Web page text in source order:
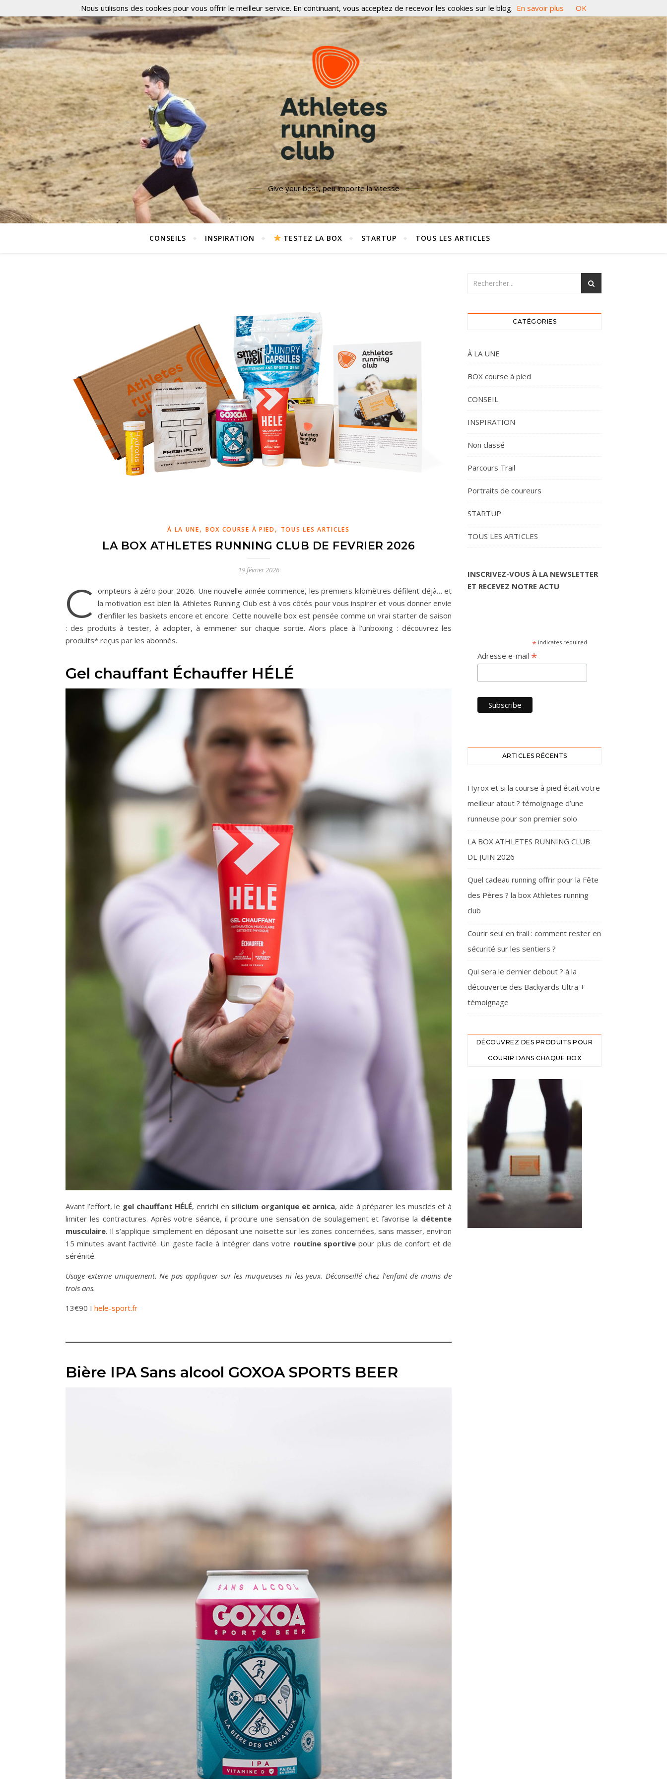
Give your best, peu importe la vitesse
CONSEILS INSPIRATION TESTEZ LA BOX STARTUP TOUS LES ARTICLES
À LA UNE, BOX COURSE À PIED , TOUS LES ARTICLES
LA BOX ATHLETES RUNNING CLUB DE FEVRIER 2026
19 février 2026
C ompteurs à zéro pour 2026. Une nouvelle année commence, les premiers kilomètres défilent déjà… et
la motivation est bien là. Athletes Running Club est à vos côtés pour vous inspirer et vous donner envie
d’enfiler les baskets encore et encore. Cette nouvelle box est pensée comme un vrai starter de saison
: des produits à tester, à adopter, à emmener sur chaque sortie. Alors place à l’unboxing : découvrez les
produits* reçus par les abonnés.
Gel chauffant Échauffer HÉLÉ
Avant l’effort, le gel chauffant HÉLÉ, enrichi en silicium organique et arnica, aide à préparer les muscles et à
limiter les contractures. Après votre séance, il procure une sensation de soulagement et favorise la détente
musculaire. Il s’applique simplement en déposant une noisette sur les zones concernées, sans masser, environ
15 minutes avant l’activité. Un geste facile à intégrer dans votre routine sportive pour plus de confort et de
sérénité.
Usage externe uniquement. Ne pas appliquer sur les muqueuses ni les yeux. Déconseillé chez l’enfant de moins de
trois ans.
13€90 I hele-sport.fr
Bière IPA Sans alcool GOXOA SPORTS BEER
CATÉGORIES
À LA UNE
BOX course à pied
CONSEIL
INSPIRATION
Non classé
Parcours Trail
Portraits de coureurs
STARTUP
TOUS LES ARTICLES
INSCRIVEZ-VOUS À LA NEWSLETTER
ET RECEVEZ NOTRE ACTU
*indicates required
Adresse e-mail *
ARTICLES RÉCENTS
Hyrox et si la course à pied était votre
meilleur atout ? témoignage d’une
runneuse pour son premier solo
LA BOX ATHLETES RUNNING CLUB
DE JUIN 2026
Quel cadeau running offrir pour la Fête
des Pères ? la box Athletes running
club
Courir seul en trail : comment rester en
sécurité sur les sentiers ?
Qui sera le dernier debout ? à la
découverte des Backyards Ultra +
témoignage
DÉCOUVREZ DES PRODUITS POUR
COURIR DANS CHAQUE BOX
Nous utilisons des cookies pour vous offrir le meilleur service. En continuant, vous acceptez de recevoir les cookies sur le blog. En savoir plus OK